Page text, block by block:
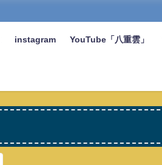
instagram YouTube「八重雲」